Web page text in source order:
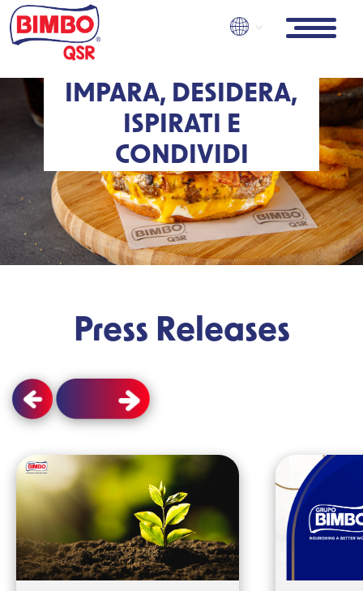
Skip
to
main
IMPARA, DESIDERA,
ISPIRATI E
CONDIVIDI
Press Releases